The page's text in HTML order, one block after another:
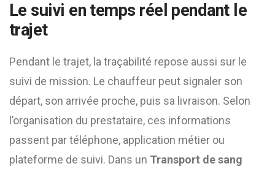
Le suivi en temps réel pendant le
trajet
Pendant le trajet, la traçabilité repose aussi sur le
suivi de mission. Le chauffeur peut signaler son
départ, son arrivée proche, puis sa livraison. Selon
l’organisation du prestataire, ces informations
passent par téléphone, application métier ou
plateforme de suivi. Dans un Transport de sang